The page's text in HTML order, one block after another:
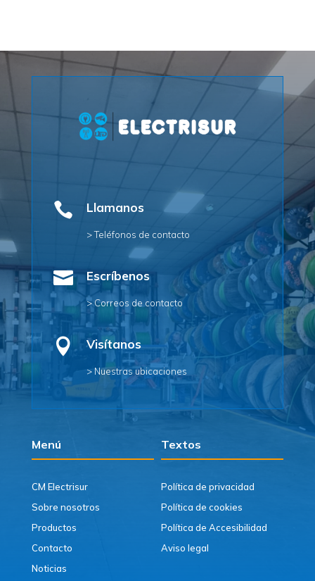
 Llamanos
> Teléfonos de contacto
 Escríbenos
> Correos de contacto
 Visítanos
> Nuestras ubicaciones
Menú Textos
CM Electrisur
Sobre nosotros
Productos
Contacto
Noticias
Política de privacidad
Política de cookies
Política de Accesibilidad
Aviso legal